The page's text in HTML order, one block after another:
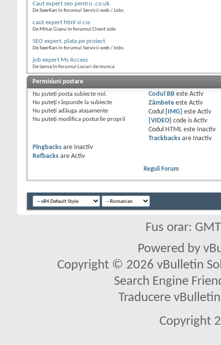
Caut expert seo pentru .co.uk
De SeerKan în forumul Servicii web / Jobs
caut expert html si css
De Mihai Gianu în forumul Client side
SEO expert, plata pe proiect
De SeerKan în forumul Servicii web / Jobs
job expert Ms Access
De Ianna în forumul Locuri de munca
Permisiuni postare
Nu puteţi posta subiecte noi.
Nu puteţi răspunde la subiecte
Nu puteţi adăuga ataşamente
Nu puteţi modifica posturile proprii
Codul BBeste Activ
Zâmbeteeste Activ
Codul
[IMG] este Activ
[VIDEO]
code is Activ
Codul HTML este
Inactiv
Trackbacksare
Inactiv
Pingbacks are
Inactiv
Refbacks are Activ
Reguli Forum
Fus orar:
Powered by
Copyright © 2026 vBulletin
Search Engine
Traducere
Copyright